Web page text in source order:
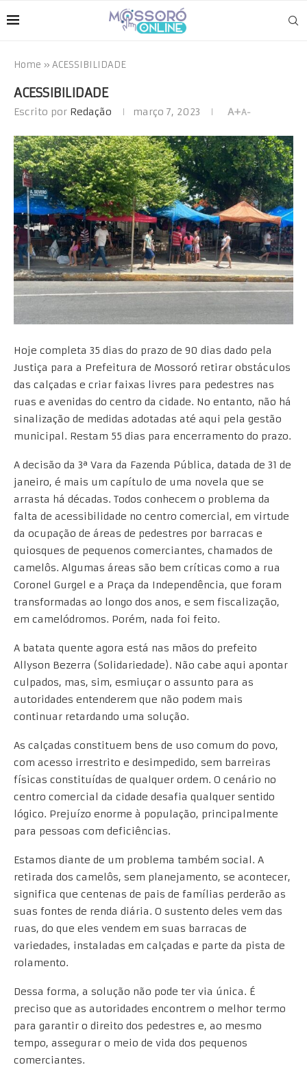
Home » ACESSIBILIDADE
ACESSIBILIDADE
Escrito por Redação março 7, 2023 A+A-
Hoje completa 35 dias do prazo de 90 dias dado pela
Justiça para a Prefeitura de Mossoró retirar obstáculos
das calçadas e criar faixas livres para pedestres nas
ruas e avenidas do centro da cidade. No entanto, não há
sinalização de medidas adotadas até aqui pela gestão
municipal. Restam 55 dias para encerramento do prazo.
A decisão da 3ª Vara da Fazenda Pública, datada de 31 de
janeiro, é mais um capítulo de uma novela que se
arrasta há décadas. Todos conhecem o problema da
falta de acessibilidade no centro comercial, em virtude
da ocupação de áreas de pedestres por barracas e
quiosques de pequenos comerciantes, chamados de
camelôs. Algumas áreas são bem críticas como a rua
Coronel Gurgel e a Praça da Independência, que foram
transformadas ao longo dos anos, e sem fiscalização,
em camelódromos. Porém, nada foi feito.
A batata quente agora está nas mãos do prefeito
Allyson Bezerra (Solidariedade). Não cabe aqui apontar
culpados, mas, sim, esmiuçar o assunto para as
autoridades entenderem que não podem mais
continuar retardando uma solução.
As calçadas constituem bens de uso comum do povo,
com acesso irrestrito e desimpedido, sem barreiras
físicas constituídas de qualquer ordem. O cenário no
centro comercial da cidade desafia qualquer sentido
lógico. Prejuízo enorme à população, principalmente
para pessoas com deficiências.
Estamos diante de um problema também social. A
retirada dos camelôs, sem planejamento, se acontecer,
significa que centenas de pais de famílias perderão as
suas fontes de renda diária. O sustento deles vem das
ruas, do que eles vendem em suas barracas de
variedades, instaladas em calçadas e parte da pista de
rolamento.
Dessa forma, a solução não pode ter via única. É
preciso que as autoridades encontrem o melhor termo
para garantir o direito dos pedestres e, ao mesmo
tempo, assegurar o meio de vida dos pequenos
comerciantes.